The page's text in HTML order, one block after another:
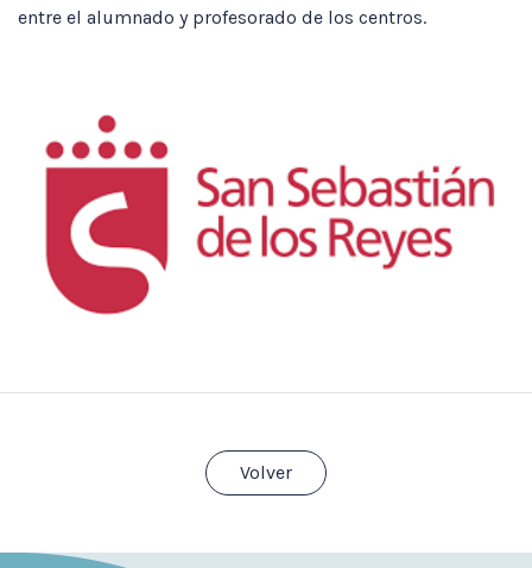
entre el alumnado y profesorado de los centros.
Volver